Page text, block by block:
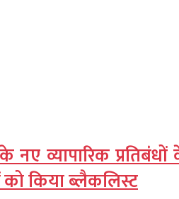
नए व्यापारिक
किया ब्लैकलिस्ट